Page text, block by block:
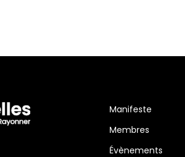
Manifeste
Membres
Évènements